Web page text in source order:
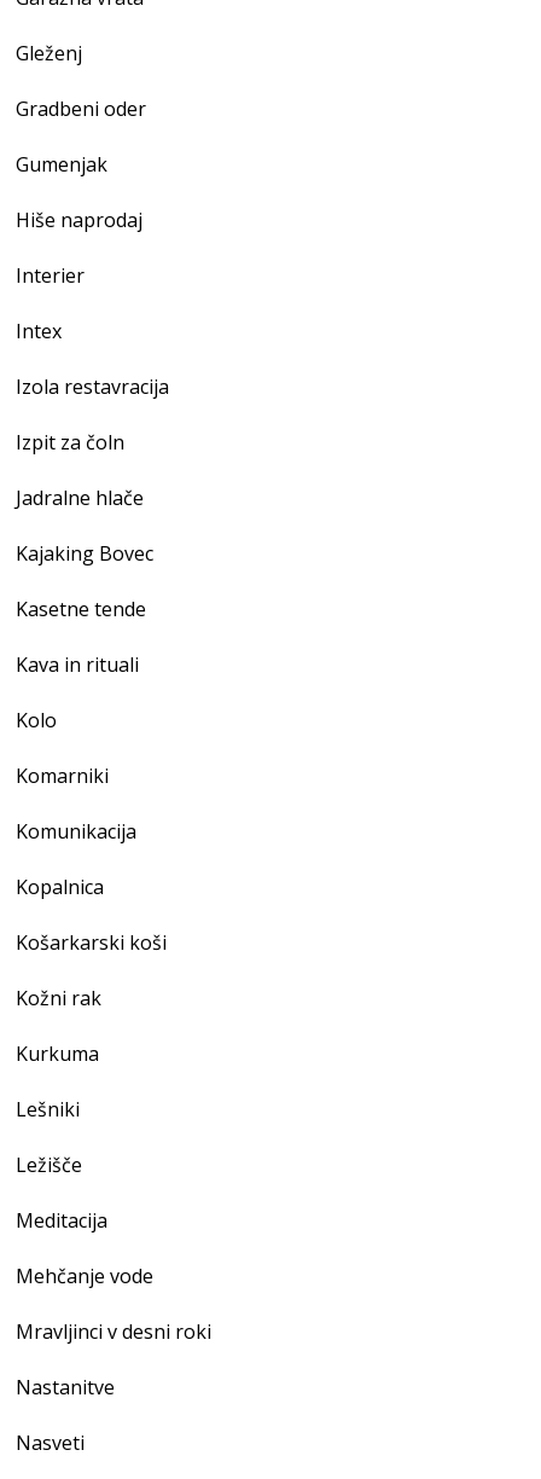
Gleženj
Gradbeni oder
Gumenjak
Hiše naprodaj
Interier
Intex
Izola restavracija
Izpit za čoln
Jadralne hlače
Kajaking Bovec
Kasetne tende
Kava in rituali
Kolo
Komarniki
Komunikacija
Kopalnica
Košarkarski koši
Kožni rak
Kurkuma
Lešniki
Ležišče
Meditacija
Mehčanje vode
Mravljinci v desni roki
Nastanitve
Nasveti